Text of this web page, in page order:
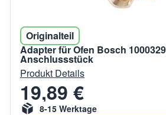
Originalteil
Adapter für Ofen Bosch
Anschlussstück
Produkt Details
19,89 €
8-15 Werktage